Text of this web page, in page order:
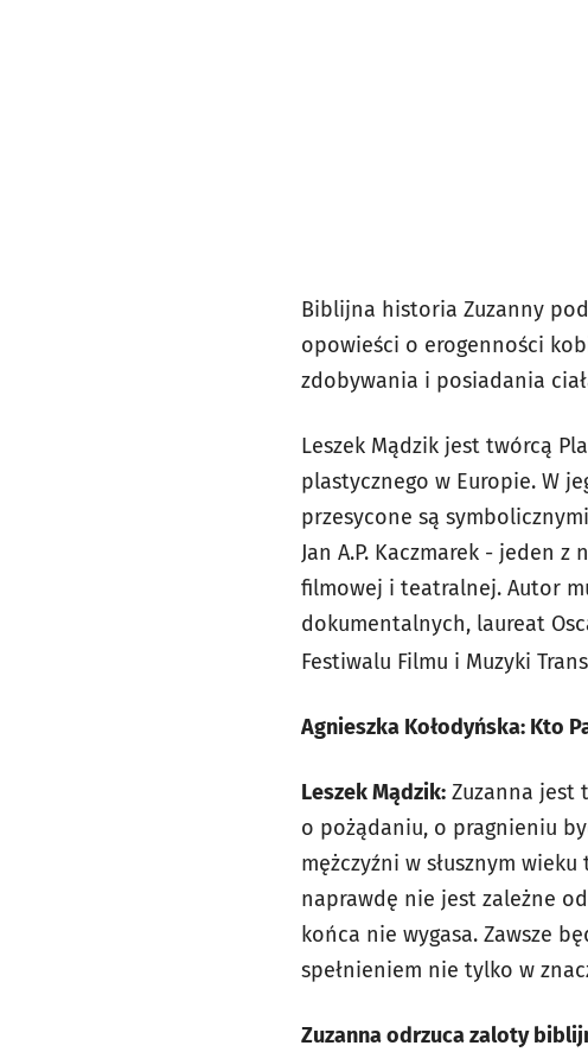
Biblijna historia Zuzanny
opowieści o erogenności
zdobywania i posiadania
Leszek Mądzik jest twórcą
plastycznego w Europie. W
przesycone są
Jan A.P. Kaczmarek - jeden
filmowej i teatralnej. Autor
dokumentalnych, laureat
Festiwalu Filmu i Muzyki
Agnieszka Kołodyńska: Kto
Leszek Mądzik: Zuzanna jest
o pożądaniu, o pragnieniu
mężczyźni w słusznym
naprawdę nie jest zależne
końca nie wygasa. Zawsze
spełnieniem nie tylko w
Zuzanna odrzuca zaloty